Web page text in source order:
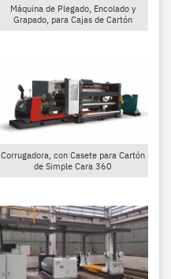
Máquina de Plegado, Encolado y
Grapado, para Cajas de Cartón
Corrugadora, con Casete para Cartón
de Simple Cara 360